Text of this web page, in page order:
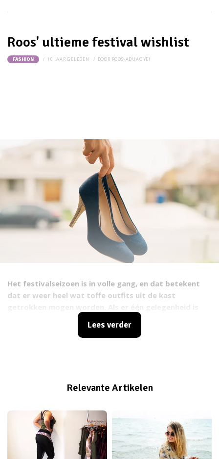
Roos' ultieme festival wishlist
FASHION 10 JAAR GELEDEN DOOR ROOS-ADUAGYEI
Het festivalseizoen is in volle gang, en dat betekent
dat er weer heel wat toffe outfits uit de kast
waarbij ik het leuk vind om uit te pakken, dan zijn het
de festivals wel. Vandaag deel ik mijn ultieme festival
Lees verder
Relevante Artikelen